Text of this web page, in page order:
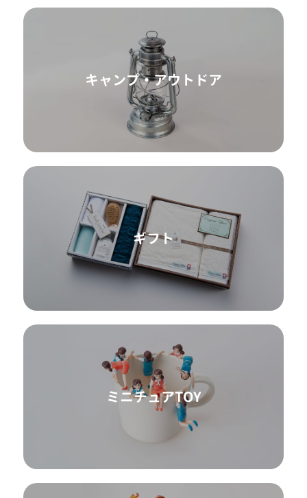
キャンプ・アウトドア
ギフト
ミニチュアTOY